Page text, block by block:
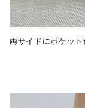
両サイドにポケット